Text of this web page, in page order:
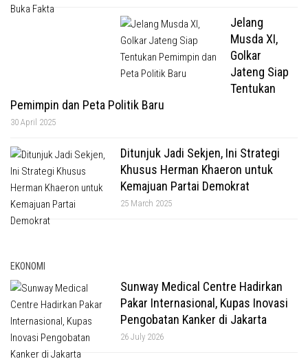
Jelang
Musda XI,
Golkar
Jateng Siap
Tentukan
Pemimpin dan Peta Politik Baru
30 April 2025
Ditunjuk Jadi Sekjen, Ini Strategi
Khusus Herman Khaeron untuk
Kemajuan Partai Demokrat
25 March 2025
EKONOMI
Sunway Medical Centre Hadirkan
Pakar Internasional, Kupas Inovasi
Pengobatan Kanker di Jakarta
26 July 2026